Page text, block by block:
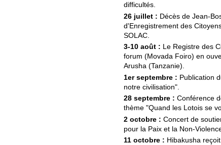
difficultés.
26 juillet : Décès de Jean-
d'Enregistrement des
SOLAC.
3-10 août : Le Registre des
forum (Movada Foiro) en
Arusha (Tanzanie).
1er septembre : Publication
notre civilisation".
28 septembre : Conférence
thème "Quand les Lotois se
2 octobre : Concert de
pour la Paix et la Non-
11 octobre : Hibakusha